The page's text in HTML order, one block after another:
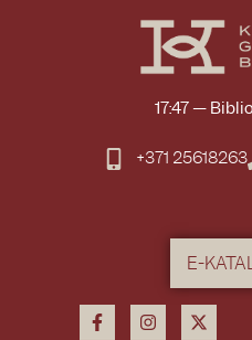
17:47—
+371 25618263
E-